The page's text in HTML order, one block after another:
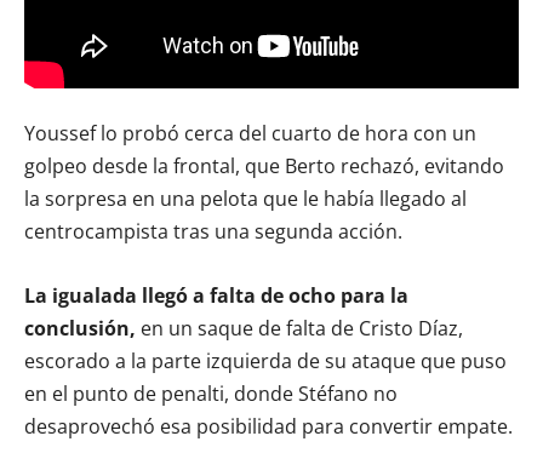
Youssef lo probó cerca del cuarto de hora con un
golpeo desde la frontal, que Berto rechazó, evitando
la sorpresa en una pelota que le había llegado al
centrocampista tras una segunda acción.
La igualada llegó a falta de ocho para la
conclusión, en un saque de falta de Cristo Díaz,
escorado a la parte izquierda de su ataque que puso
en el punto de penalti, donde Stéfano no
desaprovechó esa posibilidad para convertir empate.